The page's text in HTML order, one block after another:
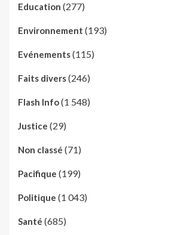
Education (277)
Environnement (193)
Evénements(115)
Faits divers(246)
Flash Info(1 548)
Justice (29)
Non classé (71)
Pacifique (199)
Politique (1 043)
Santé (685)